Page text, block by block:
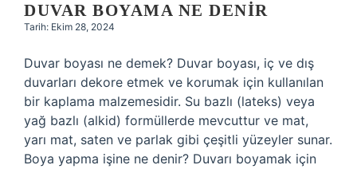
DUVAR BOYAMA NE DENIR
Tarih: Ekim 28, 2024
Duvar boyası ne demek? Duvar boyası, iç ve dış
duvarları dekore etmek ve korumak için kullanılan
bir kaplama malzemesidir. Su bazlı (lateks) veya
yağ bazlı (alkid) formüllerde mevcuttur ve mat,
yarı mat, saten ve parlak gibi çeşitli yüzeyler sunar.
Boya yapma işine ne denir? Duvarı boyamak için